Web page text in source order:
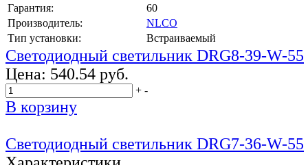
Гарантия:
60
Производитель:
NLCO
Тип установки:
Встраиваемый
Светодиодный светильник DRG8-39-W-55
Цена: 540.54 руб.
+ -
В корзину
Светодиодный светильник DRG7-36-W-55